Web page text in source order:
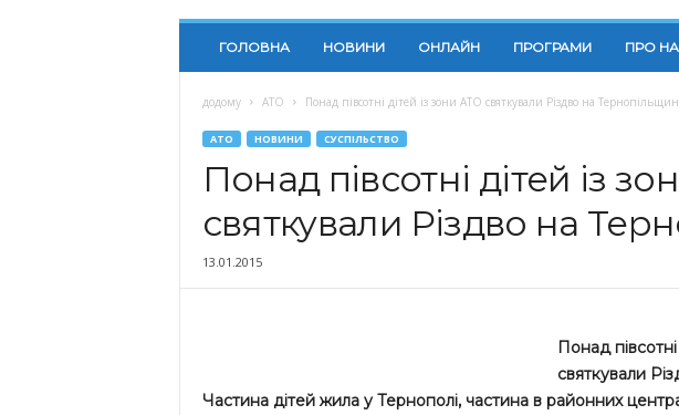
ГОЛОВНА НОВИНИ ОНЛАЙН ПРОГРАМИ ПРО
додому АТО Понад півсотні дітей із зони АТО святкували Різдво на
АТО НОВИНИ СУСПІЛЬСТВО
Понад півсотні дітей із
святкували Різдво на
13.01.2015
Понад
святкували
Частина дітей жила у Тернополі, частина в районних